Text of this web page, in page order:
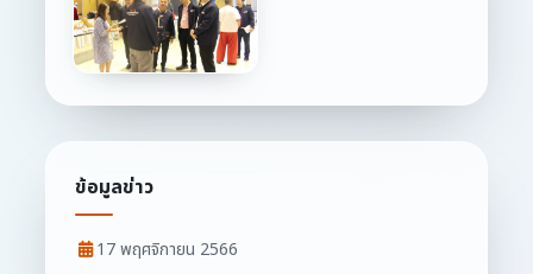
ข้อมูลข่าว
17 พฤศจิกายน 2566